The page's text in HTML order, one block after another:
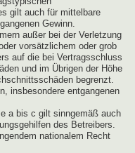
gilt auch für mittelbare
Gewinn.
außer bei der Verletzung
vorsätzlichem oder grob
auf die bei Vertragsschluss
und im Übrigen der Höhe
begrenzt.
insbesondere entgangenen
a bis c gilt sinngemäß auch
des Betreibers.
nationalem Recht